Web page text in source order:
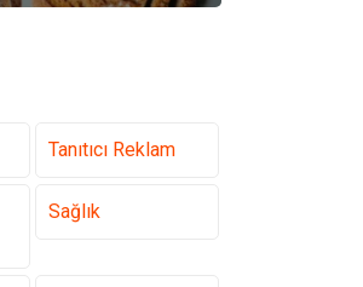
Tanıtıcı Reklam
Sağlık